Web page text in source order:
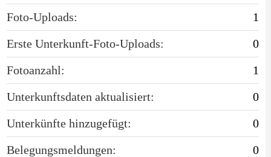
Foto-Uploads:
1
Erste Unterkunft-Foto-Uploads:
0
Fotoanzahl:
1
Unterkunftsdaten aktualisiert:
0
Unterkünfte hinzugefügt:
0
Belegungsmeldungen:
0